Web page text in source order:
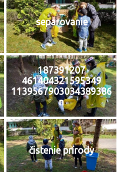
separovanie
187391207
461404321595349
1139567903034389386
n
čistenie prírody